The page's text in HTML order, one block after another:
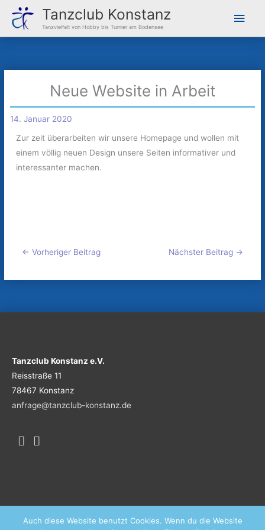
Inhalt
springen
Tanzclub Konstanz
Tanzvielfalt von Hobby bis Turnier am Bodensee
Neue Website in Arbeit
14. Januar 2020
Zur zeit überarbeiten wir unsere Homepage und wollen mit
einem völlig neuen Design unsere Seiten informativer und
interessanter machen.
← Vorheriger Beitrag Nächster Beitrag →
Tanzclub Konstanz e.V.
Reisstraße 11
78467 Konstanz
anfrage@tanzclub-konstanz.de
Auch diese Website benutzt Cookies. Wenn du die Website